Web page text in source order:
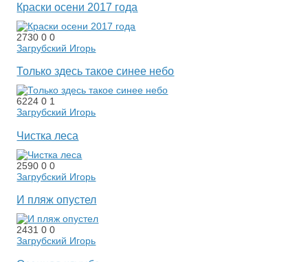
Краски осени 2017 года
273000
Загрубский Игорь
Только здесь такое синее небо
62240 1
Загрубский Игорь
Чистка леса
259000
Загрубский Игорь
И пляж опустел
243100
Загрубский Игорь